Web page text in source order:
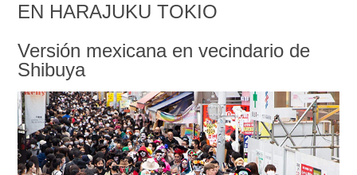
EN HARAJUKU TOKIO
Versión mexicana en vecindario de
Shibuya